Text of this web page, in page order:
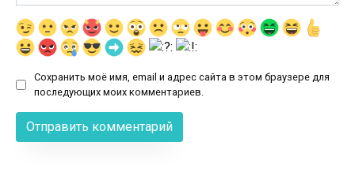
Сохранить моё имя, email и адрес сайта в этом браузере для
последующих моих комментариев.